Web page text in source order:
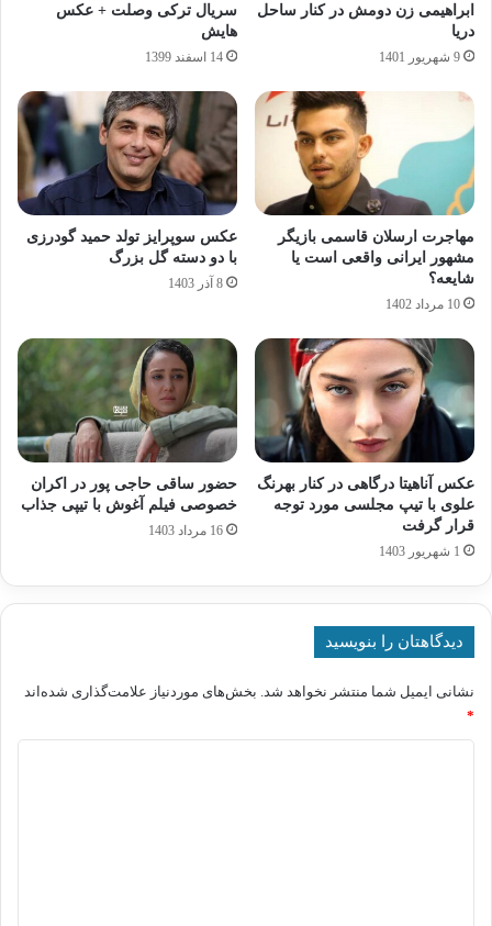
ابراهیمی زن دومش در کنار ساحل
دریا
9 شهریور 1401
سریال ترکی وصلت + عکس
هایش
14 اسفند 1399
مهاجرت ارسلان قاسمی بازیگر
مشهور ایرانی واقعی است یا
شایعه؟
10 مرداد 1402
عکس سوپرایز تولد حمید گودرزی
با دو دسته گل بزرگ
8 آذر 1403
عکس آناهیتا درگاهی در کنار بهرنگ
علوی با تیپ مجلسی مورد توجه
قرار گرفت
1 شهریور 1403
حضور ساقی حاجی پور در اکران
خصوصی فیلم آغوش با تیپی جذاب
16 مرداد 1403
دیدگاهتان را بنویسید
نشانی ایمیل شما منتشر نخواهد شد. بخش‌های موردنیاز علامت‌گذاری شده‌اند
*